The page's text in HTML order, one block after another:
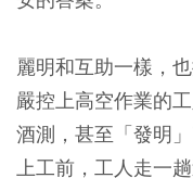
麗明和互助一樣，
嚴控上高空作業的
酒測，甚至「發明
上工前，工人走一